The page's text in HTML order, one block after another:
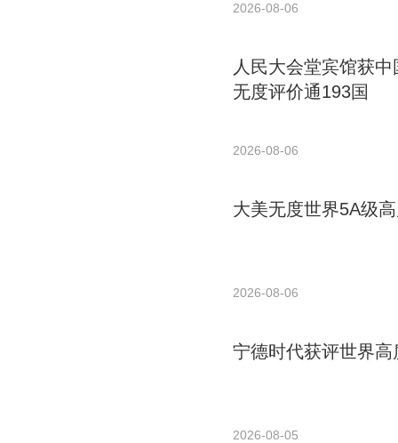
2026-08-06
人民大会堂宾馆获
无度评价通193国
2026-08-06
大美无度世界5A级
2026-08-06
宁德时代获评世界
2026-08-05